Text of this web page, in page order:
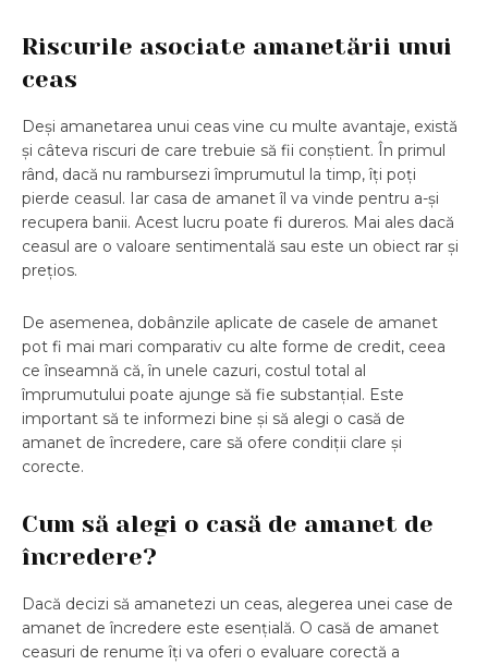
Riscurile asociate amanetării unui
ceas
Deși amanetarea unui ceas vine cu multe avantaje, există
și câteva riscuri de care trebuie să fii conștient. În primul
rând, dacă nu rambursezi împrumutul la timp, îți poți
pierde ceasul. Iar casa de amanet îl va vinde pentru a-și
recupera banii. Acest lucru poate fi dureros. Mai ales dacă
ceasul are o valoare sentimentală sau este un obiect rar și
prețios.
De asemenea, dobânzile aplicate de casele de amanet
pot fi mai mari comparativ cu alte forme de credit, ceea
ce înseamnă că, în unele cazuri, costul total al
împrumutului poate ajunge să fie substanțial. Este
important să te informezi bine și să alegi o casă de
amanet de încredere, care să ofere condiții clare și
corecte.
Cum să alegi o casă de amanet de
încredere?
Dacă decizi să amanetezi un ceas, alegerea unei case de
amanet de încredere este esențială. O casă de amanet
ceasuri de renume îți va oferi o evaluare corectă a